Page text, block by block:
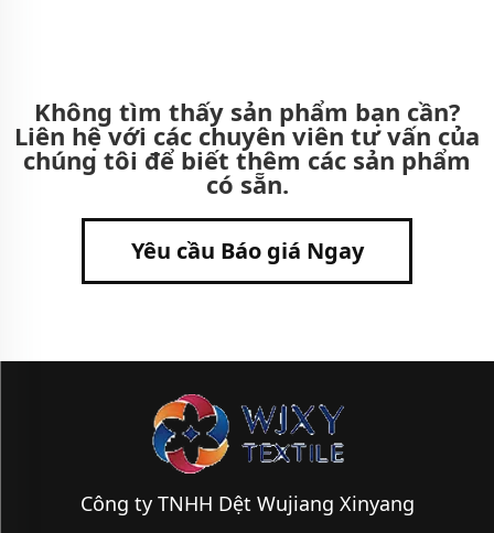
Không tìm thấy sản phẩm bạn cần?
Liên hệ với các chuyên viên tư vấn của
chúng tôi để biết thêm các sản phẩm
có sẵn.
Yêu cầu Báo giá Ngay
Công ty TNHH Dệt Wujiang Xinyang